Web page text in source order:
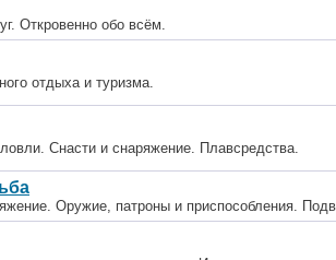
Откровенно обо всём.
отдыха и туризма.
Снасти и снаряжение. Плавсредства.
Оружие, патроны и приспособления.